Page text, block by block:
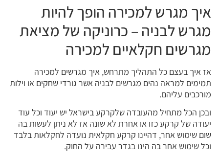
איך מגרש למכירה הופך להיות
מגרש לבניה – כרוניקה של מציאת
מגרשים חקלאיים למכירה
אז איך בעצם כל התהליך מתרחש, איך מגרשים למכירה
תמימים למראה נהים מגרשים לבניה אשר גורדי שחקים או וילות
מורכבים עליהם.
ובכן הכל מתחיל מהעובדה שלקרקע בישראל יש יעוד וכל עוד
יעודה של קרקע כזו או אחרת לא שונה אז לא ניתן לעשות בה
שום שימוש אחר, דהיינו קרקע חקלאית נועדה לחקלאות בלבד
וכל שימוש אחר בה הינו בגדר עבירה על החוק.